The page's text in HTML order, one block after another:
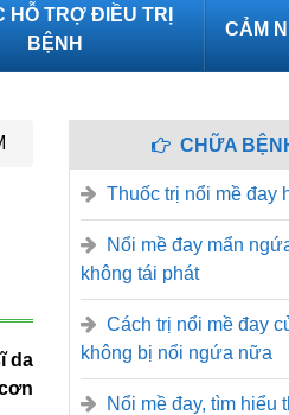
HỖ TRỢ ĐIỀU TRỊ
BỆNH
CẢM
da
CHỮA
Thuốc trị nổi mề đay
Nổi mề đay mẩn
không tái phát
Cách trị nổi mề đay
không bị nổi ngứa nữa
Nổi mề đay, tìm hiểu